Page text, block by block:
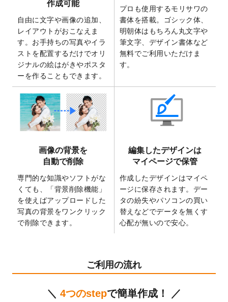
トを追加いたしました。
2025/6/30
暑中見舞いのデザインテンプレートを追加
しました。
2025/6/27
キャンバスプリントのデザインテンプレー
トを追加いたしました。
2025/6/24
2026年版1月始まりのカレンダーデザイン
テンプレートを公開いたしました。
2025/6/9
「背景削除機能
」を実装しました。
2025/4/3
DMのデザインテンプレートを追加しまし
た。
を追加しました。
マスキングテープのデザインテンプレート
を追加しました。
2025/1/15
配置できるデータ形式が増えました。
（pdf、psd、eps、tifに対応）
2024/12/24
2025年版4月始まりのカレンダーデザイン
箔押し年賀状のデザインテンプレート
ステッカーのデザインテンプレート
作成可能
自由に文字や画像の追加、
レイアウトがおこなえま
す。お手持ちの写真やイラ
ストを配置するだけでオリ
ジナルの絵はがきやポスタ
ーを作ることもできます。
プロも使用するモリサワの
書体を搭載。ゴシック体、
明朝体はもちろん丸文字や
筆文字、デザイン書体など
無料でご利用いただけま
す。
画像の背景を
自動で削除
専門的な知識やソフトがな
くても、「背景削除機能」
を使えばアップロードした
写真の背景をワンクリック
で削除できます。
編集したデザインは
マイページで保管
作成したデザインはマイペ
ージに保存されます。デー
タの紛失やパソコンの買い
替えなどでデータを無くす
心配が無いので安心。
ご利用の流れ
＼ 4つのstepで簡単作成！ ／